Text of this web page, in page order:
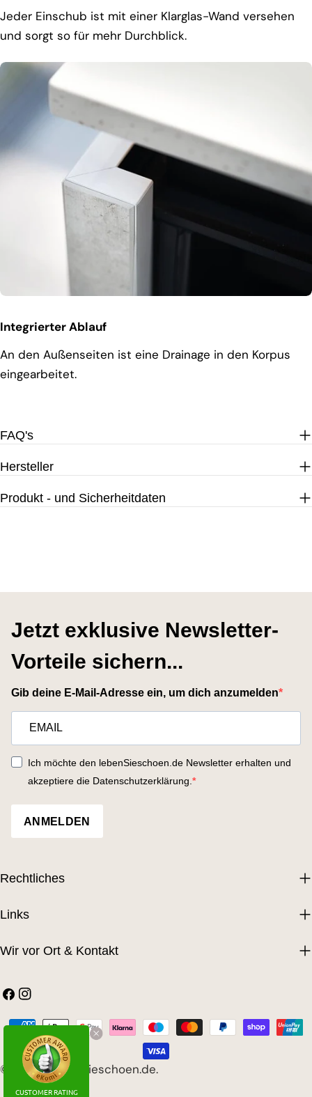
CUSTOMER RATING
Jeder Einschub ist mit einer Klarglas-Wand versehen
und sorgt so für mehr Durchblick.
Integrierter Ablauf
An den Außenseiten ist eine Drainage in den Korpus
eingearbeitet.
FAQ's
Hersteller
Produkt - und Sicherheitdaten
Jetzt exklusive Newsletter-
Vorteile sichern...
Gib deine E-Mail-Adresse ein, um dich anzumelden
Ich möchte den lebenSieschoen.de Newsletter erhalten und
akzeptiere die Datenschutzerklärung.
ANMELDEN
Rechtliches
Links
Wir vor Ort & Kontakt
Facebook
Instagram
© 2026LebenSieschoen.de.
Zahlungsarten